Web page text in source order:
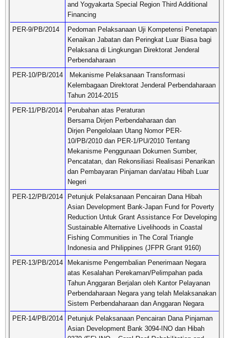
and Yogyakarta Special Region Third Additional
Financing
PER-9/PB/2014
Pedoman Pelaksanaan Uji Kompetensi Penetapan
Kenaikan Jabatan dan Peringkat Luar Biasa bagi
Pelaksana di Lingkungan Direktorat Jenderal
Perbendaharaan
PER-10/PB/2014
Mekanisme Pelaksanaan Transformasi
Kelembagaan Direktorat Jenderal Perbendaharaan
Tahun 2014-2015
PER-11/PB/2014
Perubahan atas Peraturan
Bersama Dirjen Perbendaharaan dan
Dirjen Pengelolaan Utang Nomor PER-
10/PB/2010 dan PER-1/PU/2010 Tentang
Mekanisme Penggunaan Dokumen Sumber,
Pencatatan, dan Rekonsiliasi Realisasi Penarikan
dan Pembayaran Pinjaman dan/atau Hibah Luar
Negeri
PER-12/PB/2014
Petunjuk Pelaksanaan Pencairan Dana Hibah
Asian Development Bank-Japan Fund for Poverty
Reduction Untuk Grant Assistance For Developing
Sustainable Alternative Livelihoods in Coastal
Fishing Communities in The Coral Triangle
Indonesia and Philippines (JFPR Grant 9160)
PER-13/PB/2014
Mekanisme Pengembalian Penerimaan Negara
atas Kesalahan Perekaman/Pelimpahan pada
Tahun Anggaran Berjalan oleh Kantor Pelayanan
Perbendaharaan Negara yang telah Melaksanakan
Sistem Perbendaharaan dan Anggaran Negara
PER-14/PB/2014
Petunjuk Pelaksanaan Pencairan Dana Pinjaman
Asian Development Bank 3094-INO dan Hibah